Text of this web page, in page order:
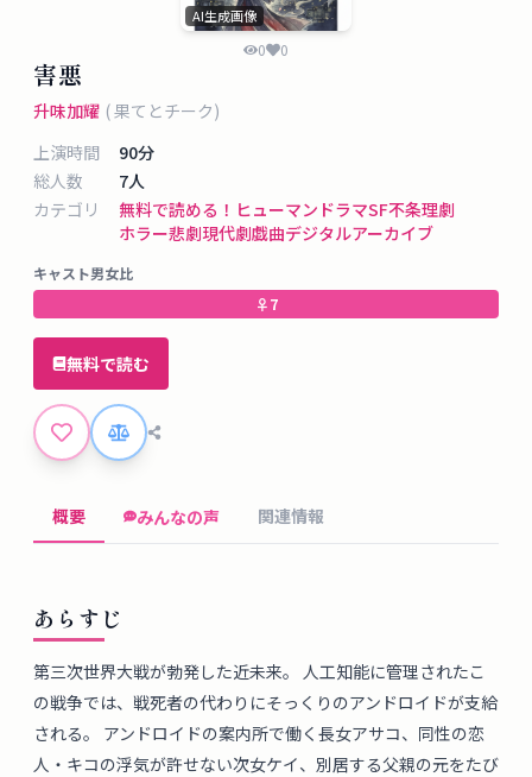
デ
タ
ベ
ス
掲
示
板
ツ
ル
ロ
グ
概
要
AI生成画像
0 0
害悪
升味加耀 (果てとチーク)
上演時間
90分
総人数
7人
カテゴリ
無料で読める！ ヒューマンドラマSF不条理劇
ホラー悲劇現代劇戯曲デジタルアーカイブ
キャスト男女比
♀7
無料で読む
概要 みんなの声 関連情報
あらすじ
第三次世界大戦が勃発した近未来。 人工知能に管理されたこ
の戦争では、戦死者の代わりにそっくりのアンドロイドが支給
される。 アンドロイドの案内所で働く長女アサコ、同性の恋
人・キコの浮気が許せない次女ケイ、別居する父親の元をたび